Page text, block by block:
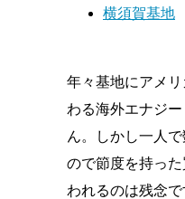
横須賀基地
年々基地にアメ
わる海外エナジ
ん。しかし一人
ので節度を持っ
われるのは残念で